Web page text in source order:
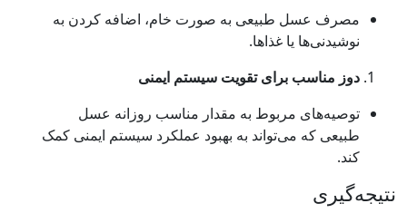
طبیعی به صورت خام، اضافه کردن به
غذاها.
برای تقویت سیستم ایمنی
مربوط به مقدار مناسب روزانه عسل
به بهبود عملکرد سیستم ایمنی کمک